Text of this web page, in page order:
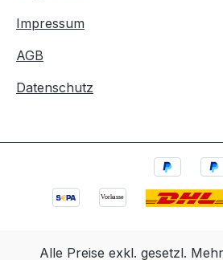
Impressum
AGB
Datenschutz
Alle Preise exkl. gesetzl.